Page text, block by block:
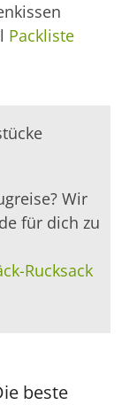
Packliste
Wir
für dich zu
Rucksack
beste